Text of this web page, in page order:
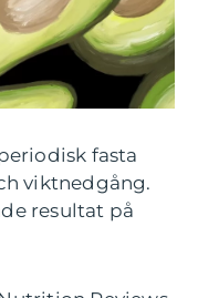
fasta
viktnedgång.
resultat på